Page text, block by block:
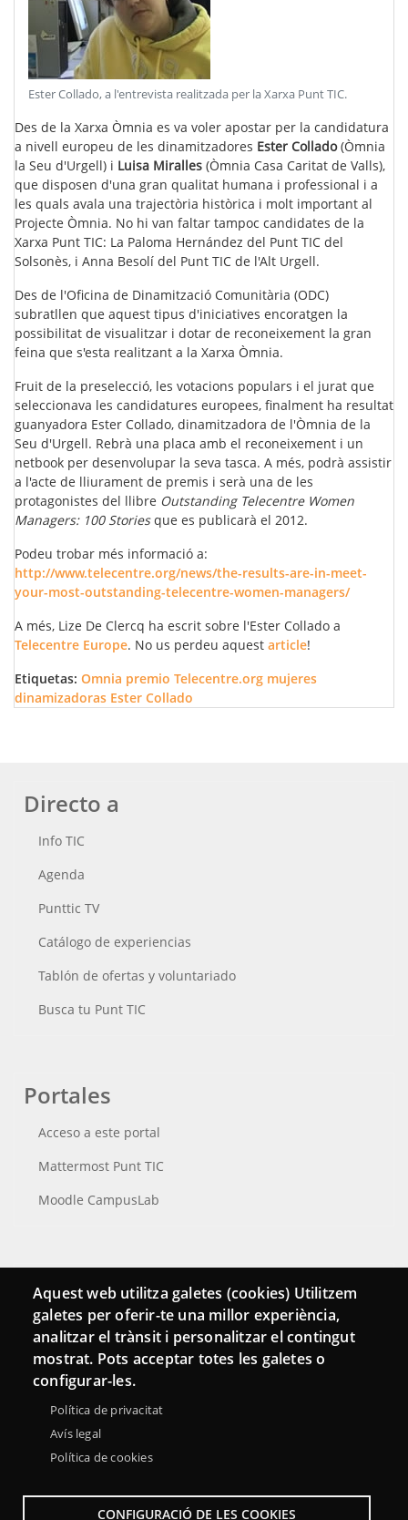
Ester Collado, a l'entrevista realitzada per la Xarxa Punt TIC.
Des de la Xarxa Òmnia es va voler apostar per la candidatura
a nivell europeu de les dinamitzadores Ester Collado(Òmnia
la Seu d'Urgell) i Luisa Miralles (Òmnia Casa Caritat de Valls),
que disposen d'una gran qualitat humana i professional i a
les quals avala una trajectòria històrica i molt important al
Projecte Òmnia. No hi van faltar tampoc candidates de la
Xarxa Punt TIC: La Paloma Hernández del Punt TIC del
Solsonès, i Anna Besolí del Punt TIC de l'Alt Urgell.
Des de l'Oficina de Dinamització Comunitària (ODC)
subratllen que aquest tipus d'iniciatives encoratgen la
possibilitat de visualitzar i dotar de reconeixement la gran
feina que s'esta realitzant a la Xarxa Òmnia.
Fruit de la preselecció, les votacions populars i el jurat que
seleccionava les candidatures europees, finalment ha resultat
guanyadora Ester Collado, dinamitzadora de l'Òmnia de la
Seu d'Urgell. Rebrà una placa amb el reconeixement i un
netbook per desenvolupar la seva tasca. A més, podrà assistir
a l'acte de lliurament de premis i serà una de les
protagonistes del llibre Outstanding Telecentre Women
Managers: 100 Storiesque es publicarà el 2012.
Podeu trobar més informació a:
http://www.telecentre.org/news/the-results-are-in-meet-
your-most-outstanding-telecentre-women-managers/
A més, Lize De Clercq ha escrit sobre l'Ester Collado a
Telecentre Europe. No us perdeu aquest article!
Etiquetas: Omnia premio Telecentre.org mujeres
dinamizadoras Ester Collado
Directo a
Info TIC
Agenda
Punttic TV
Catálogo de experiencias
Tablón de ofertas y voluntariado
Busca tu Punt TIC
Portales
Acceso a este portal
Mattermost Punt TIC
Moodle CampusLab
Conecta
Contacto
Hemeroteca
Aquest web utilitza galetes (cookies) Utilitzem
galetes per oferir-te una millor experiència,
analitzar el trànsit i personalitzar el contingut
mostrat. Pots acceptar totes les galetes o
configurar-les.
Política de privacitat
Avís legal
Política de cookies
CONFIGURACIÓ DE LES COOKIES